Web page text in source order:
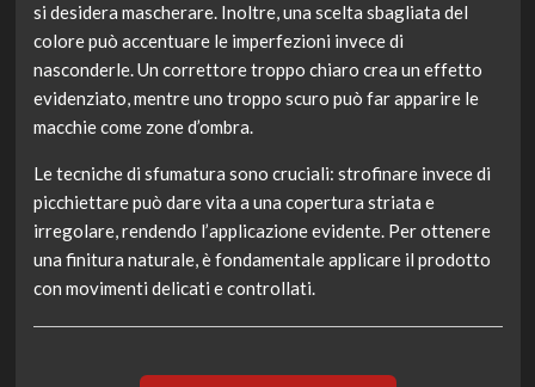
si desidera mascherare. Inoltre, una scelta sbagliata del
colore può accentuare le imperfezioni invece di
nasconderle. Un correttore troppo chiaro crea un effetto
evidenziato, mentre uno troppo scuro può far apparire le
macchie come zone d’ombra.
Le tecniche di sfumatura sono cruciali: strofinare invece di
picchiettare può dare vita a una copertura striata e
irregolare, rendendo l’applicazione evidente. Per ottenere
una finitura naturale, è fondamentale applicare il prodotto
con movimenti delicati e controllati.